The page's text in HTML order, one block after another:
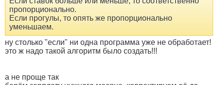
пропорционально.
Если прогулы, то опять же пропорционально
уменьшаем.
ну столько "если" ни одна программа уже не обработает!
это ж надо такой алгоритм было создать!!!
а не проще так